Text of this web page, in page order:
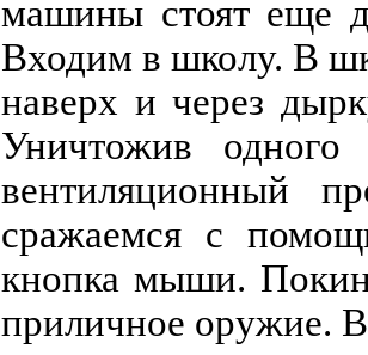
машины стоят еще
Входим в школу. В
наверх и через
Уничтожив одного
вентиляционный
сражаемся с
кнопка мыши.
приличное оружие.